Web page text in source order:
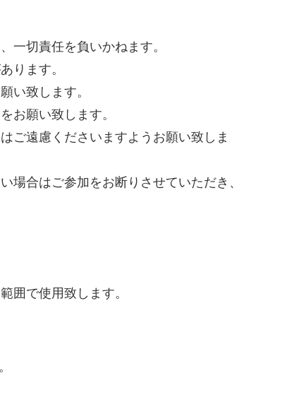
一切責任を負いかねます。
ります。
い致します。
お願い致します。
ご遠慮くださいますようお願い致しま
場合はご参加をお断りさせていただき、
囲で使用致します。